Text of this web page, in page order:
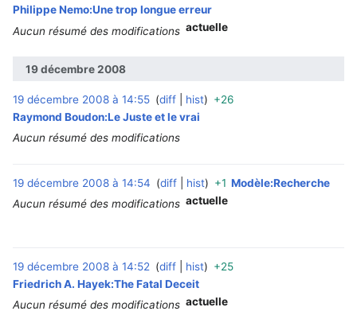
Philippe Nemo:Une trop longue erreur
Aucun résumé des modifications actuelle
19 décembre 2008
19 décembre 2008 à 14:55 diff hist +26
Raymond Boudon:Le Juste et le vrai
Aucun résumé des modifications
19 décembre 2008 à 14:54 diff hist +1 Modèle:Recherche
Aucun résumé des modifications actuelle
19 décembre 2008 à 14:52 diff hist +25
Friedrich A. Hayek:The Fatal Deceit
Aucun résumé des modifications actuelle